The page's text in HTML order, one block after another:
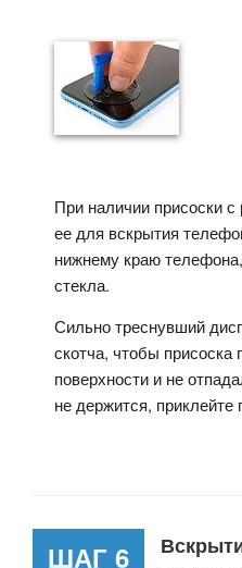
При наличии присоски
ее для вскрытия
нижнему краю
стекла.
Сильно треснувший
скотча, чтобы присоска
поверхности и не
не держится, приклейте
ШАГ 6